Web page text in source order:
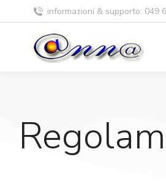
informazioni & supporto: 049